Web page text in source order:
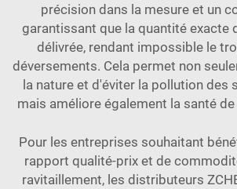
précision dans la mesure et un
garantissant que la quantité exacte
délivrée, rendant impossible le
déversements. Cela permet non
la nature et d'éviter la pollution des
mais améliore également la santé
Pour les entreprises souhaitant
rapport qualité-prix et de
ravitaillement, les distributeurs